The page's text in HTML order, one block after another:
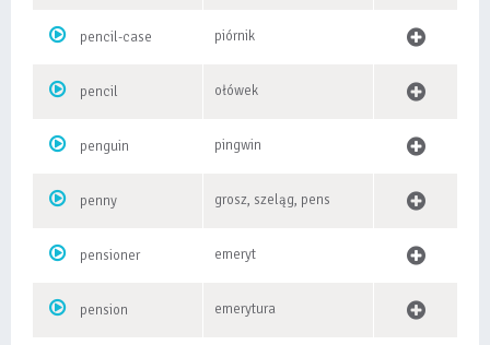
pencil-case piórnik
pencil ołówek
penguin pingwin
penny grosz, szeląg, pens
pensioner emeryt
pension emerytura